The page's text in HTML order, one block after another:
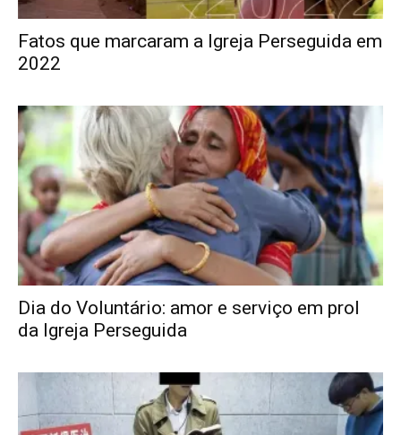
Fatos que marcaram a Igreja Perseguida em
2022
Dia do Voluntário: amor e serviço em prol
da Igreja Perseguida